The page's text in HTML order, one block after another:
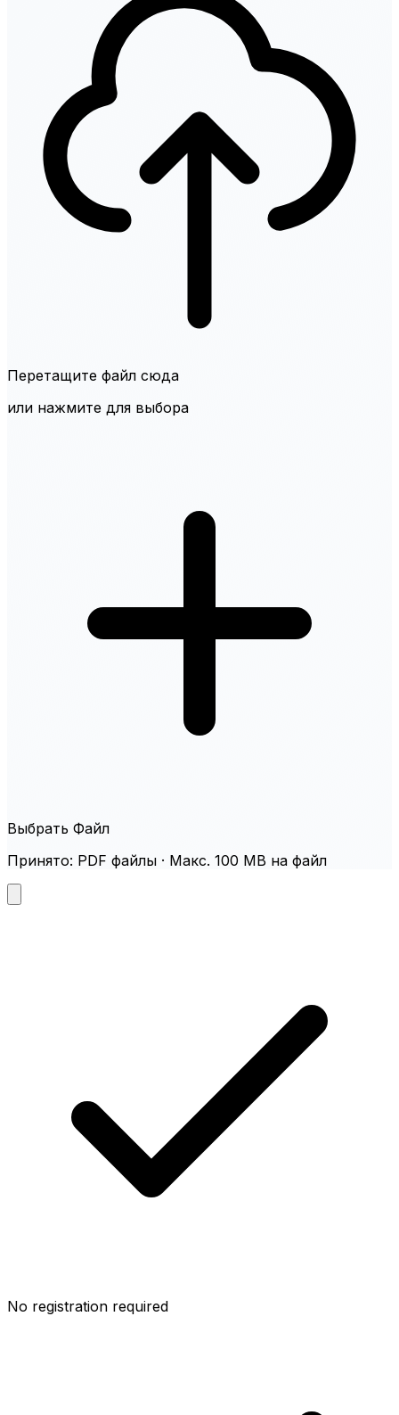
Перетащите файл сюда
или нажмите для выбора
Выбрать Файл
Принято: PDF файлы · Макс. 100 MB на файл
No registration required